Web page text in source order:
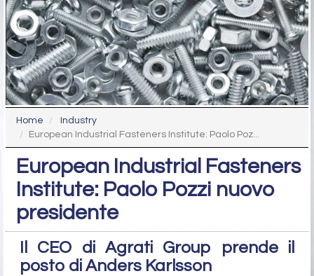
Home
Industry
European Industrial Fasteners Institute: Paolo Poz...
European Industrial Fasteners
Institute: Paolo Pozzi nuovo
presidente
Il CEO di Agrati Group prende il
posto di Anders Karlsson